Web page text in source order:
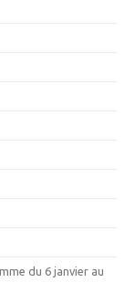
du 6 janvier au